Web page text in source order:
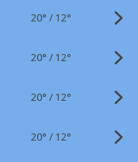
20° / 12°
20° / 12°
20° / 12°
20° / 12°